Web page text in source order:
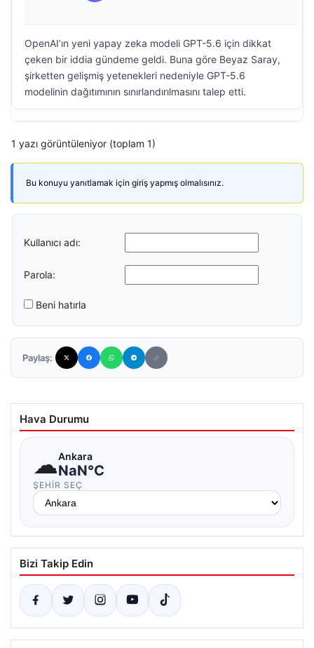
OpenAI’ın yeni yapay zeka modeli GPT-5.6 için dikkat
çeken bir iddia gündeme geldi. Buna göre Beyaz Saray,
şirketten gelişmiş yetenekleri nedeniyle GPT-5.6
modelinin dağıtımının sınırlandırılmasını talep etti.
1 yazı görüntüleniyor (toplam 1)
Bu konuyu yanıtlamak için giriş yapmış olmalısınız.
Kullanıcı adı:
Parola:
Beni hatırla
Paylaş:
Hava Durumu
☁Ankara
NaN°C
ŞEHIR SEÇ
Bizi Takip Edin